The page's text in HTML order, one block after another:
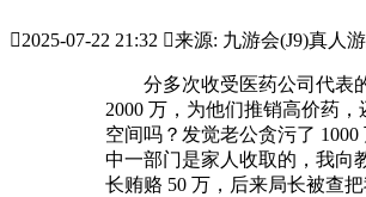
2025-07-22 21:32 来源: 九游会(J9)真人
分多次收受医药公司代表
2000 万，为他们推销高价药，
空间吗？发觉老公贪污了 1000
中一部门是家人收取的，我向
长贿赂 50 万，后来局长被查